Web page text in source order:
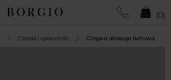
(0)
Czapki i rękawiczki Czapka albenga beżowa